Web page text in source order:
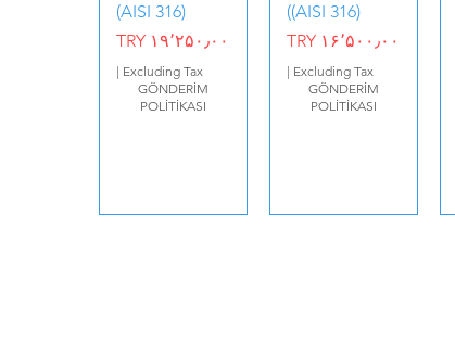
(AISI 316))
Price
TRY ۱۶٬۵۰۰٫۰۰
Excluding Tax
|
GÖNDERİM
POLİTİKASI
(AISI 316)
Price
TRY ۱۹٬۲۵۰٫۰۰
Excluding Tax
|
GÖNDERİM
POLİTİKASI